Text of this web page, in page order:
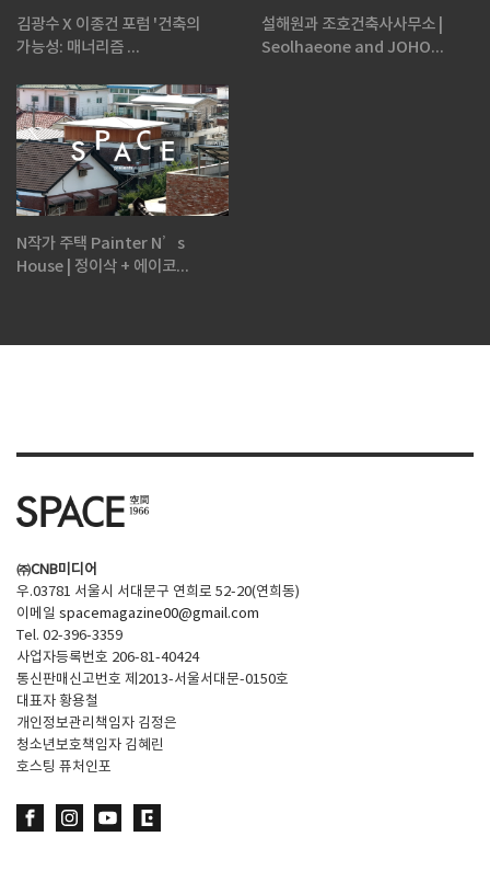
김광수 X 이종건 포럼 '건축의
가능성: 매너리즘 ...
설해원과 조호건축사사무소 |
Seolhaeone and JOHO...
N작가 주택 Painter N’s
House | 정이삭 + 에이코...
㈜CNB미디어
우.03781 서울시 서대문구 연희로 52-20(연희동)
이메일 spacemagazine00@gmail.com
Tel. 02-396-3359
사업자등록번호 206-81-40424
통신판매신고번호 제2013-서울서대문-0150호
대표자 황용철
개인정보관리책임자 김정은
청소년보호책임자 김혜린
호스팅 퓨처인포